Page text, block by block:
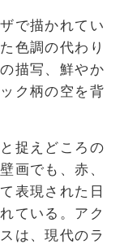
で描かれてい
色調の代わり
描写、鮮やか
ク柄の空を背
捉えどころの
画でも、赤、
表現された日
ている。アク
は、現代のラ